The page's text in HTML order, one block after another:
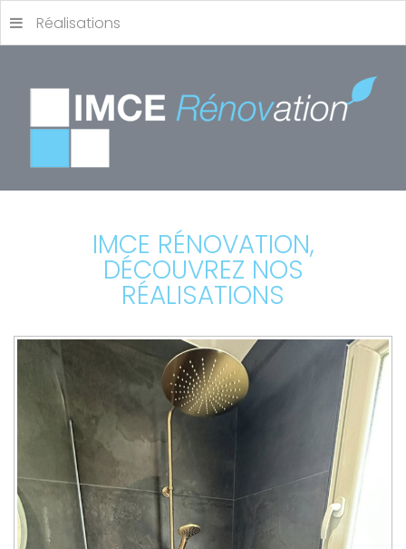
Réalisations
IMCE RÉNOVATION,
DÉCOUVREZ NOS
RÉALISATIONS